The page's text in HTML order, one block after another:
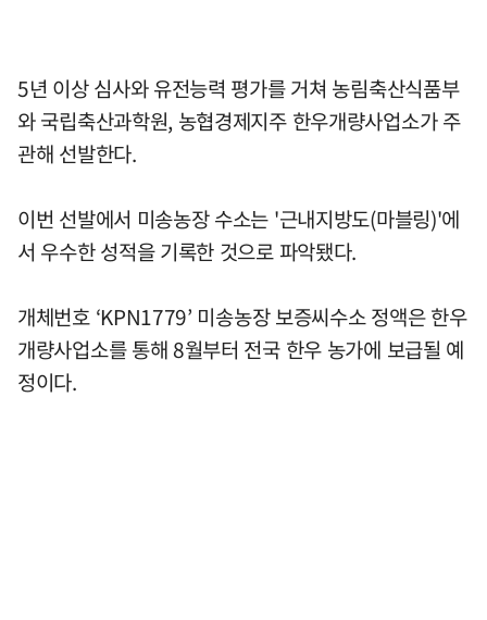
5년 이상 심사와 유전능력 평가를 거쳐 농림축산식품부
와 국립축산과학원, 농협경제지주 한우개량사업소가 주
관해 선발한다.
이번 선발에서 미송농장 수소는 '근내지방도(마블링)'에
서 우수한 성적을 기록한 것으로 파악됐다.
개체번호 ‘KPN1779’ 미송농장 보증씨수소 정액은 한우
개량사업소를 통해 8월부터 전국 한우 농가에 보급될 예
정이다.